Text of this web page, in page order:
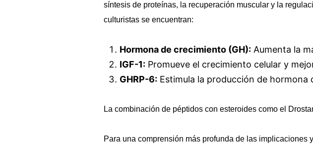
síntesis de proteínas, la recuperación muscular y la
culturistas se encuentran:
Hormona de crecimiento (GH): Aumenta la
IGF-1: Promueve el crecimiento celular y
GHRP-6: Estimula la producción de
La combinación de péptidos con esteroides como el
Para una comprensión más profunda de las